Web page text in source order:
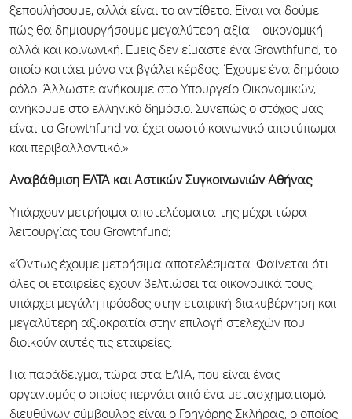
ξεπουλήσουμε, αλλά είναι το αντίθετο. Είναι να δούμε
πώς θα δημιουργήσουμε μεγαλύτερη αξία – οικονομική
αλλά και κοινωνική. Εμείς δεν είμαστε ένα Growthfund, το
οποίο κοιτάει μόνο να βγάλει κέρδος. Έχουμε ένα δημόσιο
ρόλο. Άλλωστε ανήκουμε στο Υπουργείο Οικονομικών,
ανήκουμε στο ελληνικό δημόσιο. Συνεπώς ο στόχος μας
είναι το Growthfund να έχει σωστό κοινωνικό αποτύπωμα
και περιβαλλοντικό.»
Αναβάθμιση ΕΛΤΑ και Αστικών Συγκοινωνιών Αθήνας
Υπάρχουν μετρήσιμα αποτελέσματα της μέχρι τώρα
λειτουργίας του Growthfund;
«Όντως έχουμε μετρήσιμα αποτελέσματα. Φαίνεται ότι
όλες οι εταιρείες έχουν βελτιώσει τα οικονομικά τους,
υπάρχει μεγάλη πρόοδος στην εταιρική διακυβέρνηση και
μεγαλύτερη αξιοκρατία στην επιλογή στελεχών που
διοικούν αυτές τις εταιρείες.
Για παράδειγμα, τώρα στα ΕΛΤΑ, που είναι ένας
οργανισμός ο οποίος περνάει από ένα μετασχηματισμό,
διευθύνων σύμβουλος είναι ο Γρηγόρης Σκλήρας, ο οποίος